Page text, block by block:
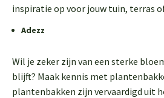
inspiratie op voor jouw tuin, terras
Adezz
Wil je zeker zijn van een sterke
blijft? Maak kennis met
plantenbakken zijn vervaardigd uit